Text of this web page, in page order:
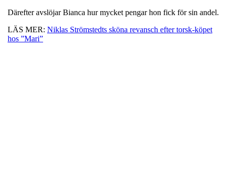
Därefter avslöjar Bianca hur mycket pengar hon fick för sin andel.
LÄS MER: Niklas Strömstedts sköna revansch efter torsk-köpet
hos ”Mari”